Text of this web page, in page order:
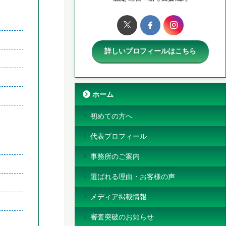
詳しいプロフィールはこちら
ホーム
初めての方へ
代表プロフィール
事務所のご案内
選ばれる理由・お客様の声
メディア掲載情報
審査突破のお知らせ